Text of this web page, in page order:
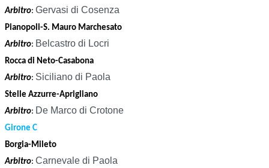
Arbitro: Gervasi di Cosenza
Pianopoli-S. Mauro Marchesato
Arbitro: Belcastro di Locri
Rocca di Neto-Casabona
Arbitro: Siciliano di Paola
Stelle Azzurre-Aprigliano
Arbitro: De Marco di Crotone
Girone C
Borgia-Mileto
Arbitro: Carnevale di Paola